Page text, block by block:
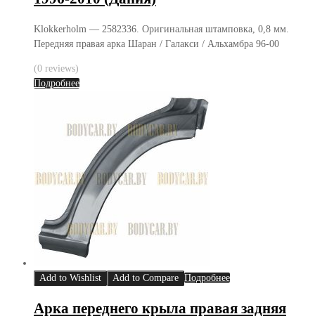
Klokkerholm — 2582336. Оригинальная штамповка, 0,8 мм.
Передняя правая арка Шаран / Галакси / Альхамбра 96-00
(0 reviews)
Подробнее
Add to Wishlist Add to Compare Подробнее
Арка переднего крыла правая задняя